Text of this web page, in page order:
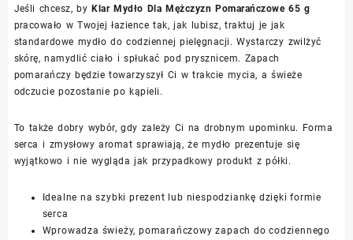
Jeśli chcesz, byKlar Mydło Dla Mężczyzn Pomarańczowe 65 g
pracowało w Twojej łazience tak, jak lubisz, traktuj je jak
standardowe mydło do codziennej pielęgnacji. Wystarczy zwilżyć
skórę, namydlić ciało i spłukać pod prysznicem. Zapach
pomarańczy będzie towarzyszył Ci w trakcie mycia, a świeże
odczucie pozostanie po kąpieli.
To także dobry wybór, gdy zależy Ci na drobnym upominku. Forma
serca i zmysłowy aromat sprawiają, że mydło prezentuje się
wyjątkowo i nie wygląda jak przypadkowy produkt z półki.
Idealne na szybki prezent lub niespodziankę dzięki formie
serca
Wprowadza świeży, pomarańczowy zapach do codziennego